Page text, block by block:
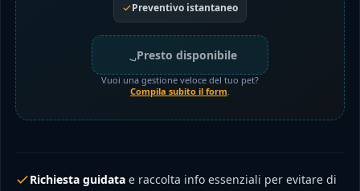
Preventivo istantaneo
Presto disponibile
Vuoi una gestione veloce del tuo pet?
Compila subito il form.
Richiesta guidata e raccolta info essenziali per evitare di